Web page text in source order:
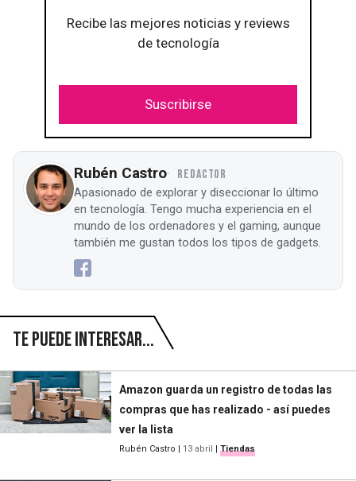
Recibe las mejores noticias y reviews
de tecnología
Suscribirse
Rubén Castro REDACTOR
Apasionado de explorar y diseccionar lo último
en tecnología. Tengo mucha experiencia en el
mundo de los ordenadores y el gaming, aunque
también me gustan todos los tipos de gadgets.
Te puede interesar...
Amazon guarda un registro de todas las
compras que has realizado - así puedes
ver la lista
Rubén Castro | 13 abril | Tiendas